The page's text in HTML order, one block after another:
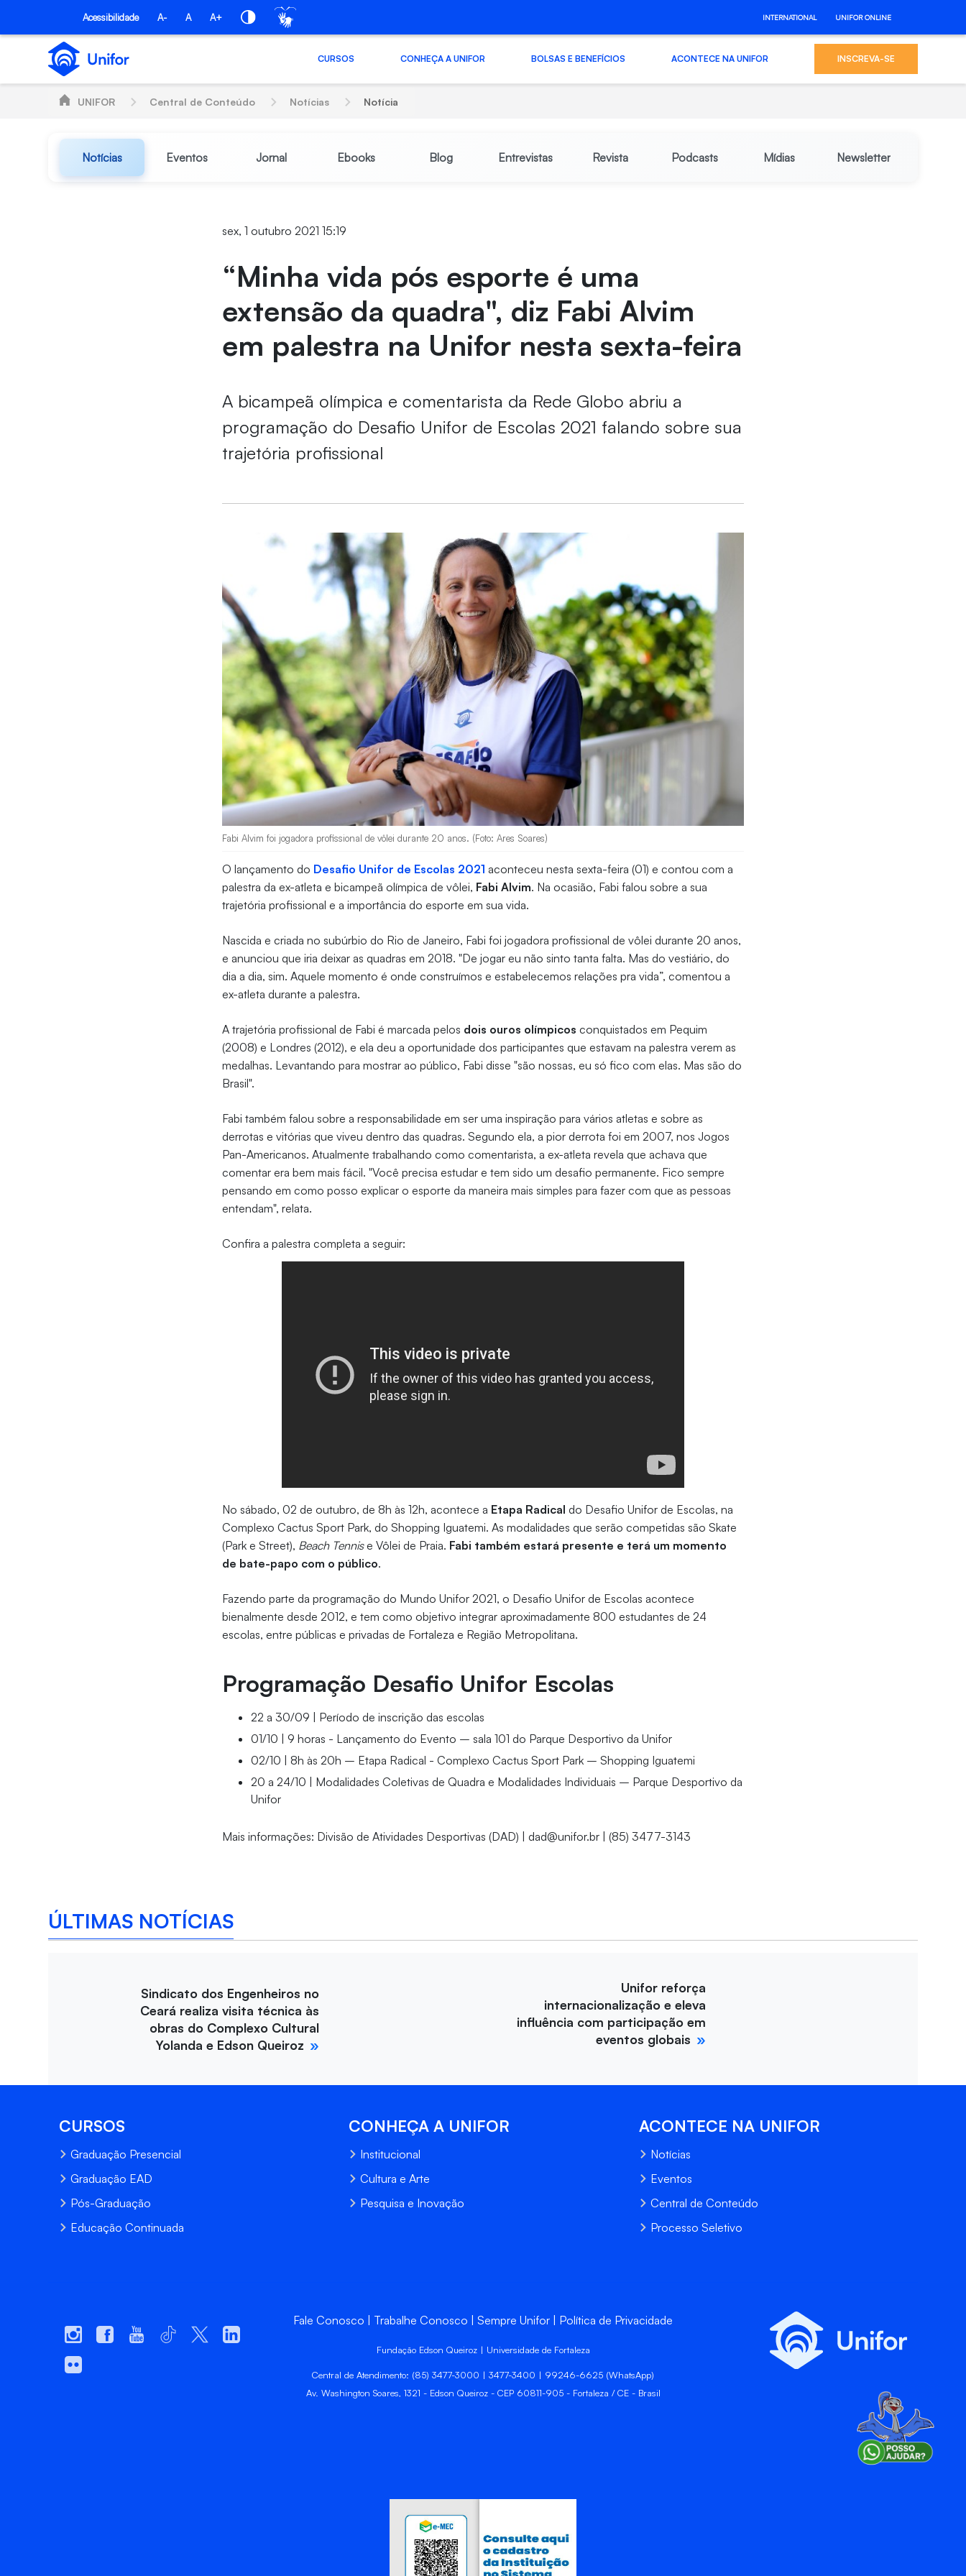
Pular para o Conteúdo principal
Acessibilidade A- A A+ INTERNATIONAL UNIFOR ONLINE
CURSOS CONHEÇA A UNIFOR BOLSAS E BENEFÍCIOS ACONTECE NA UNIFOR INSCREVA-SE
UNIFOR Central de Conteúdo Notícias Notícia
Notícias Eventos Jornal Ebooks Blog Entrevistas Revista Podcasts Mídias Newsletter
sex, 1 outubro 2021 15:19
“Minha vida pós esporte é uma
extensão da quadra", diz Fabi Alvim
em palestra na Unifor nesta sexta-feira
A bicampeã olímpica e comentarista da Rede Globo abriu a
programação do Desafio Unifor de Escolas 2021 falando sobre sua
trajetória profissional
Fabi Alvim foi jogadora profissional de vôlei durante 20 anos. (Foto: Ares Soares)
O lançamento do Desafio Unifor de Escolas 2021 aconteceu nesta sexta-feira (01) e contou com a
palestra da ex-atleta e bicampeã olímpica de vôlei, Fabi Alvim. Na ocasião, Fabi falou sobre a sua
trajetória profissional e a importância do esporte em sua vida.
Nascida e criada no subúrbio do Rio de Janeiro, Fabi foi jogadora profissional de vôlei durante 20 anos,
e anunciou que iria deixar as quadras em 2018. "De jogar eu não sinto tanta falta. Mas do vestiário, do
dia a dia, sim. Aquele momento é onde construímos e estabelecemos relações pra vida”, comentou a
ex-atleta durante a palestra.
A trajetória profissional de Fabi é marcada pelos dois ouros olímpicos conquistados em Pequim
(2008) e Londres (2012), e ela deu a oportunidade dos participantes que estavam na palestra verem as
medalhas. Levantando para mostrar ao público, Fabi disse "são nossas, eu só fico com elas. Mas são do
Brasil".
Fabi também falou sobre a responsabilidade em ser uma inspiração para vários atletas e sobre as
derrotas e vitórias que viveu dentro das quadras. Segundo ela, a pior derrota foi em 2007, nos Jogos
Pan-Americanos. Atualmente trabalhando como comentarista, a ex-atleta revela que achava que
comentar era bem mais fácil. "Você precisa estudar e tem sido um desafio permanente. Fico sempre
pensando em como posso explicar o esporte da maneira mais simples para fazer com que as pessoas
entendam", relata.
Confira a palestra completa a seguir:
No sábado, 02 de outubro, de 8h às 12h, acontece a Etapa Radical do Desafio Unifor de Escolas, na
Complexo Cactus Sport Park, do Shopping Iguatemi. As modalidades que serão competidas são Skate
(Park e Street), Beach Tennise Vôlei de Praia. Fabi também estará presente e terá um momento
de bate-papo com o público.
Fazendo parte da programação do Mundo Unifor 2021, o Desafio Unifor de Escolas acontece
bienalmente desde 2012, e tem como objetivo integrar aproximadamente 800 estudantes de 24
escolas, entre públicas e privadas de Fortaleza e Região Metropolitana.
Programação Desafio Unifor Escolas
22 a 30/09 | Período de inscrição das escolas
01/10 | 9 horas - Lançamento do Evento – sala 101 do Parque Desportivo da Unifor
02/10 | 8h às 20h – Etapa Radical - Complexo Cactus Sport Park – Shopping Iguatemi
20 a 24/10 | Modalidades Coletivas de Quadra e Modalidades Individuais – Parque Desportivo da
Unifor
Mais informações: Divisão de Atividades Desportivas (DAD) | dad@unifor.br | (85) 3477-3143
ÚLTIMAS NOTÍCIAS
Sindicato dos Engenheiros no
Ceará realiza visita técnica às
obras do Complexo Cultural
Yolanda e Edson Queiroz
Unifor reforça
internacionalização e eleva
influência com participação em
eventos globais
CURSOS
Graduação Presencial
Graduação EAD
Pós-Graduação
Educação Continuada
CONHEÇA A UNIFOR
Institucional
Cultura e Arte
Pesquisa e Inovação
ACONTECE NA UNIFOR
Notícias
Eventos
Central de Conteúdo
Processo Seletivo
Fale Conosco Trabalhe Conosco Sempre Unifor Política de Privacidade
Fundação Edson Queiroz | Universidade de Fortaleza
Central de Atendimento: (85) 3477-3000 | 3477-3400 | 99246-6625 (WhatsApp)
Av. Washington Soares, 1321 - Edson Queiroz - CEP 60811-905 - Fortaleza / CE - Brasil